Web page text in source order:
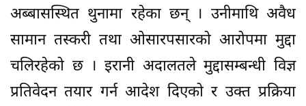
अब्बासस्थित थुनामा रहेका छन् । उनीमाथि अवैध
सामान तस्करी तथा ओसारपसारको आरोपमा मुद्दा
चलिरहेको छ । इरानी अदालतले मुद्दासम्बन्धी विज्ञ
प्रतिवेदन तयार गर्न आदेश दिएको र उक्त प्रक्रिया